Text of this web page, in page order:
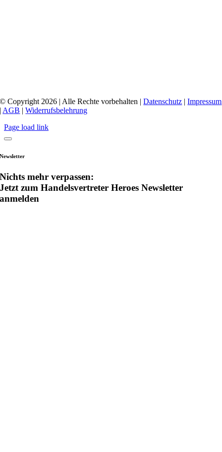
© Copyright 2026 | Alle Rechte vorbehalten |Datenschutz |Impressum
|AGB |Widerrufsbelehrung
Page load link
Newsletter
Nichts mehr verpassen:
Jetzt zum Handelsvertreter Heroes Newsletter
anmelden